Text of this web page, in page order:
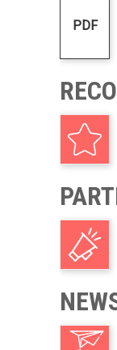
PDF